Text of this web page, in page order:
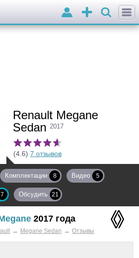
Добавить
объявление
Войти
Renault Megane
Sedan 2017
(4.6) 7 отзывов
Комплектации 8 Видео 5
7 Обсудить 21
2017 года
→ Megane Sedan → Отзывы